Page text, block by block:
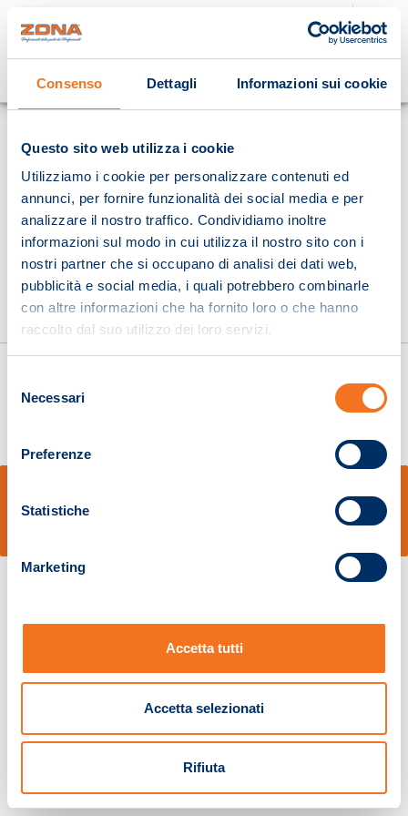
Consenso Dettagli Informazioni sui cookie
Questo sito web utilizza i cookie
Utilizziamo i cookie per personalizzare contenuti ed
annunci, per fornire funzionalità dei social media e per
analizzare il nostro traffico. Condividiamo inoltre
informazioni sul modo in cui utilizza il nostro sito con i
nostri partner che si occupano di analisi dei dati web,
pubblicità e social media, i quali potrebbero combinarle
con altre informazioni che ha fornito loro o che hanno
raccolto dal suo utilizzo dei loro servizi.
delNecessari
Preferenze
Statistiche
Marketing
Accetta tutti
Accetta selezionati
Rifiuta
Cosa stai cercando?
Pistoia 01680210505 – R.E.A. n.155974 - Cap.Soc. € 2.000.000,00 i.v. La
Società adotta il Codice Etico D.lgs. 231/01